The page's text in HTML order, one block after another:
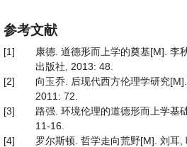
参考文献
[1]
康德. 道德形而上学的奠基[M]. 李
出版社, 2013: 48.
[2]
向玉乔. 后现代西方伦理学研究
2011: 72.
[3]
路强. 环境伦理的道德形而上学基
11-16.
[4]
罗尔斯顿. 哲学走向荒野[M]. 刘耳